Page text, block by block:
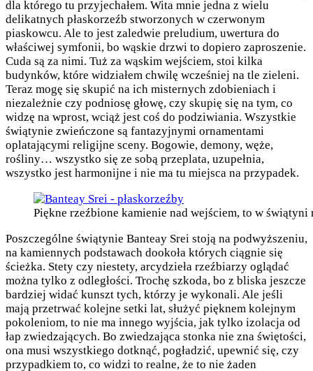
dla którego tu przyjechałem. Wita mnie jedna z wielu
delikatnych płaskorzeźb stworzonych w czerwonym
piaskowcu. Ale to jest zaledwie preludium, uwertura do
właściwej symfonii, bo wąskie drzwi to dopiero zaproszenie.
Cuda są za nimi. Tuż za wąskim wejściem, stoi kilka
budynków, które widziałem chwilę wcześniej na tle zieleni.
Teraz mogę się skupić na ich misternych zdobieniach i
niezależnie czy podniosę głowę, czy skupię się na tym, co
widzę na wprost, wciąż jest coś do podziwiania. Wszystkie
świątynie zwieńczone są fantazyjnymi ornamentami
oplatającymi religijne sceny. Bogowie, demony, węże,
rośliny… wszystko się ze sobą przeplata, uzupełnia,
wszystko jest harmonijne i nie ma tu miejsca na przypadek.
Piękne rzeźbione kamienie nad wejściem, to w świątyni
Poszczególne świątynie Banteay Srei stoją na podwyższeniu,
na kamiennych podstawach dookoła których ciągnie się
ścieżka. Stety czy niestety, arcydzieła rzeźbiarzy oglądać
można tylko z odległości. Trochę szkoda, bo z bliska jeszcze
bardziej widać kunszt tych, którzy je wykonali. Ale jeśli
mają przetrwać kolejne setki lat, służyć pięknem kolejnym
pokoleniom, to nie ma innego wyjścia, jak tylko izolacja od
łap zwiedzających. Bo zwiedzająca stonka nie zna świętości,
ona musi wszystkiego dotknąć, pogładzić, upewnić się, czy
przypadkiem to, co widzi to realne, że to nie żaden